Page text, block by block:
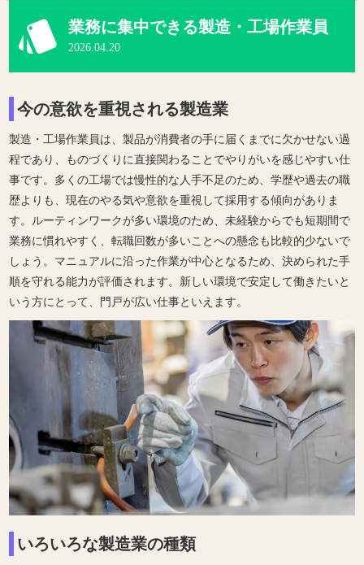
業務に集中できる製造・工場作業員
2026.04.20
今の意欲を重視される製造業
製造・工場作業員は、製品が消費者の手に届くまでに欠かせない過
程であり、ものづくりに直接関わることでやりがいを感じやすい仕
事です。多くの工場では慢性的な人手不足のため、学歴や過去の職
歴よりも、現在のやる気や意欲を重視して採用する傾向がありま
す。ルーティンワークが多い環境のため、未経験からでも短期間で
業務に慣れやすく、転職回数が多いことへの懸念も比較的少ないで
しょう。マニュアルに沿った作業が中心となるため、決められた手
順を守れる能力が評価されます。新しい環境で安定して働きたいと
いう方にとって、門戸が広い仕事といえます。
いろいろな製造業の種類